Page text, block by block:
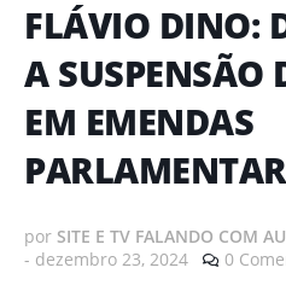
FLÁVIO DINO:
A SUSPENSÃO
EM EMENDAS
por SITE E TV FALANDO COM
- dezembro 23, 2024 0